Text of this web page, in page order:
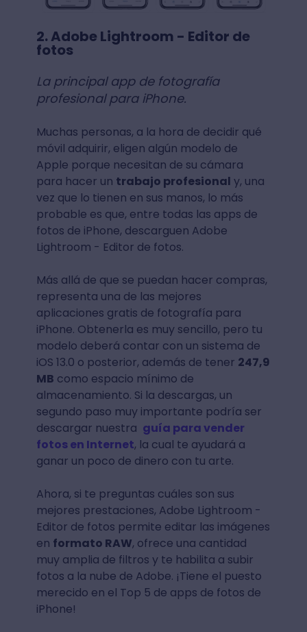
2. Adobe Lightroom - Editor de
fotos
La principal app de fotografía
profesional para iPhone.
Muchas personas, a la hora de decidir qué
móvil adquirir, eligen algún modelo de
Apple porque necesitan de su cámara
para hacer un trabajo profesional y, una
vez que lo tienen en sus manos, lo más
probable es que, entre todas las apps de
fotos de iPhone, descarguen Adobe
Lightroom - Editor de fotos.
Más allá de que se puedan hacer compras,
representa una de las mejores
aplicaciones gratis de fotografía para
iPhone. Obtenerla es muy sencillo, pero tu
modelo deberá contar con un sistema de
iOS 13.0 o posterior, además de tener 247,9
MB como espacio mínimo de
almacenamiento. Si la descargas, un
segundo paso muy importante podría ser
descargar nuestra guía para vender
fotos en Internet, la cual te ayudará a
ganar un poco de dinero con tu arte.
Ahora, si te preguntas cuáles son sus
mejores prestaciones, Adobe Lightroom -
Editor de fotos permite editar las imágenes
en formato RAW, ofrece una cantidad
muy amplia de filtros y te habilita a subir
fotos a la nube de Adobe. ¡Tiene el puesto
merecido en el Top 5 de apps de fotos de
iPhone!